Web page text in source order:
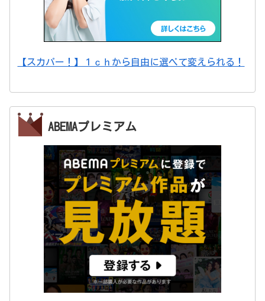
【スカパー！】１ｃｈから自由に選べて変えられる！
ABEMAプレミアム